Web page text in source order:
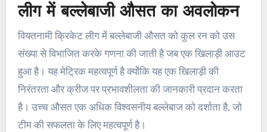
लीग में बल्लेबाजी औसत का अवलोकन
वियतनामी क्रिकेट लीग में बल्लेबाजी औसत को कुल रन को उस
संख्या से विभाजित करके गणना की जाती है जब एक खिलाड़ी आउट
हुआ है। यह मेट्रिक महत्वपूर्ण है क्योंकि यह एक खिलाड़ी की
निरंतरता और क्रीज पर प्रभावशीलता की जानकारी प्रदान करता
है। उच्च औसत एक अधिक विश्वसनीय बल्लेबाज को दर्शाता है, जो
टीम की सफलता के लिए महत्वपूर्ण है।